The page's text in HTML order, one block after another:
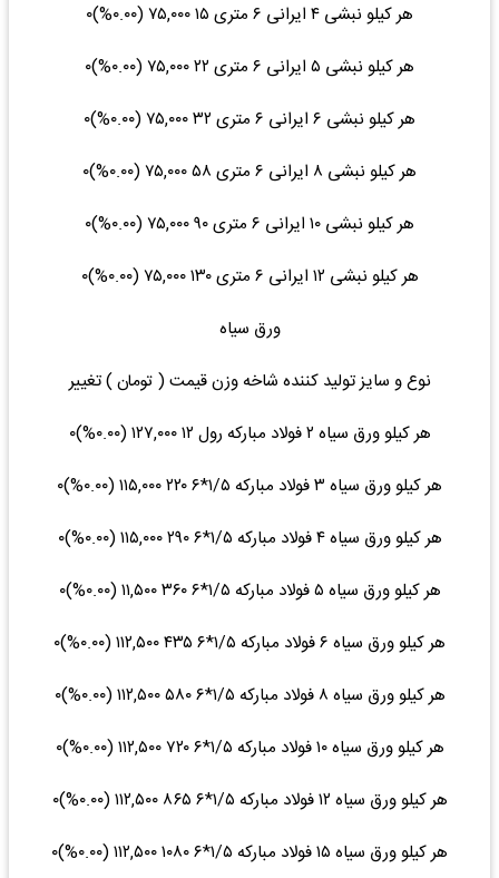
هر کیلو نبشی ۴ ایرانی ۶ متری ۱۵ ۷۵,۰۰۰ (۰.۰۰%)۰
هر کیلو نبشی ۵ ایرانی ۶ متری ۲۲ ۷۵,۰۰۰ (۰.۰۰%)۰
هر کیلو نبشی ۶ ایرانی ۶ متری ۳۲ ۷۵,۰۰۰ (۰.۰۰%)۰
هر کیلو نبشی ۸ ایرانی ۶ متری ۵۸ ۷۵,۰۰۰ (۰.۰۰%)۰
هر کیلو نبشی ۱۰ ایرانی ۶ متری ۹۰ ۷۵,۰۰۰ (۰.۰۰%)۰
هر کیلو نبشی ۱۲ ایرانی ۶ متری ۱۳۰ ۷۵,۰۰۰ (۰.۰۰%)۰
ورق سیاه
نوع و سایز تولید کننده شاخه وزن قیمت ( تومان ) تغییر
هر کیلو ورق سیاه ۲ فولاد مبارکه رول ۱۲ ۱۲۷,۰۰۰ (۰.۰۰%)۰
هر کیلو ورق سیاه ۳ فولاد مبارکه ۱/۵*۶ ۲۲۰ ۱۱۵,۰۰۰ (۰.۰۰%)۰
هر کیلو ورق سیاه ۴ فولاد مبارکه ۱/۵*۶ ۲۹۰ ۱۱۵,۰۰۰ (۰.۰۰%)۰
هر کیلو ورق سیاه ۵ فولاد مبارکه ۱/۵*۶ ۳۶۰ ۱۱,۵۰۰ (۰.۰۰%)۰
هر کیلو ورق سیاه ۶ فولاد مبارکه ۱/۵*۶ ۴۳۵ ۱۱۲,۵۰۰ (۰.۰۰%)۰
هر کیلو ورق سیاه ۸ فولاد مبارکه ۱/۵*۶ ۵۸۰ ۱۱۲,۵۰۰ (۰.۰۰%)۰
هر کیلو ورق سیاه ۱۰ فولاد مبارکه ۱/۵*۶ ۷۲۰ ۱۱۲,۵۰۰ (۰.۰۰%)۰
هر کیلو ورق سیاه ۱۲ فولاد مبارکه ۱/۵*۶ ۸۶۵ ۱۱۲,۵۰۰ (۰.۰۰%)۰
هر کیلو ورق سیاه ۱۵ فولاد مبارکه ۱/۵*۶ ۱۰۸۰ ۱۱۲,۵۰۰ (۰.۰۰%)۰